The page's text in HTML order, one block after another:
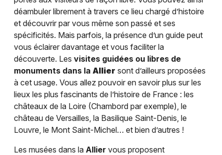
déambuler librement à travers ce lieu chargé d’histoire
et découvrir par vous même son passé et ses
spécificités. Mais parfois, la présence d’un guide peut
vous éclairer davantage et vous faciliter la
découverte. Les visites guidées ou libres de
monuments dans la Allier sont d’ailleurs proposées
à cet usage. Vous allez pouvoir en savoir plus sur les
lieux les plus fascinants de l’histoire de France : les
châteaux de la Loire (Chambord par exemple), le
château de Versailles, la Basilique Saint-Denis, le
Louvre, le Mont Saint-Michel… et bien d’autres !
Les musées dans la Allier vous proposent